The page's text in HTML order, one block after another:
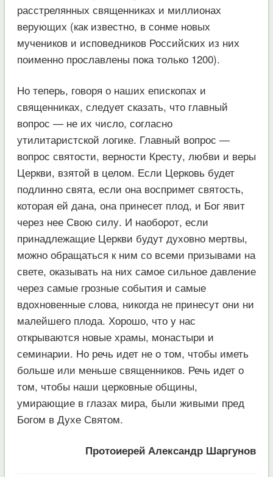
расстрелянных священниках и миллионах
верующих (как известно, в сонме новых
мучеников и исповедников Российских из них
поименно прославлены пока только 1200).
Но теперь, говоря о наших епископах и
священниках, следует сказать, что главный
вопрос — не их число, согласно
утилитаристской логике. Главный вопрос —
вопрос святости, верности Кресту, любви и веры
Церкви, взятой в целом. Если Церковь будет
подлинно свята, если она воспримет святость,
которая ей дана, она принесет плод, и Бог явит
через нее Свою силу. И наоборот, если
принадлежащие Церкви будут духовно мертвы,
можно обращаться к ним со всеми призывами на
свете, оказывать на них самое сильное давление
через самые грозные события и самые
вдохновенные слова, никогда не принесут они ни
малейшего плода. Хорошо, что у нас
открываются новые храмы, монастыри и
семинарии. Но речь идет не о том, чтобы иметь
больше или меньше священников. Речь идет о
том, чтобы наши церковные общины,
умирающие в глазах мира, были живыми пред
Богом в Духе Святом.
Протоиерей Александр Шаргунов